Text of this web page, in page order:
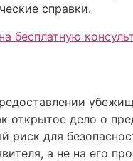
справки.
бесплатную
открытое дело о
риск для
а не на его